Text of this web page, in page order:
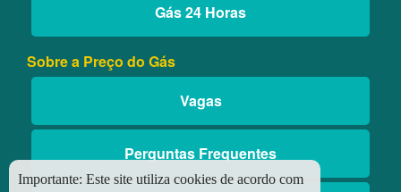
Gás 24 Horas
Sobre a Preço do Gás
Vagas
Perguntas Frequentes
Importante: Este site utiliza cookies de acordo com